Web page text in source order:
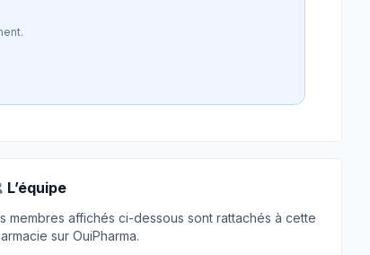
L’équipe
membres affichés ci-dessous sont rattachés à cette
sur OuiPharma.